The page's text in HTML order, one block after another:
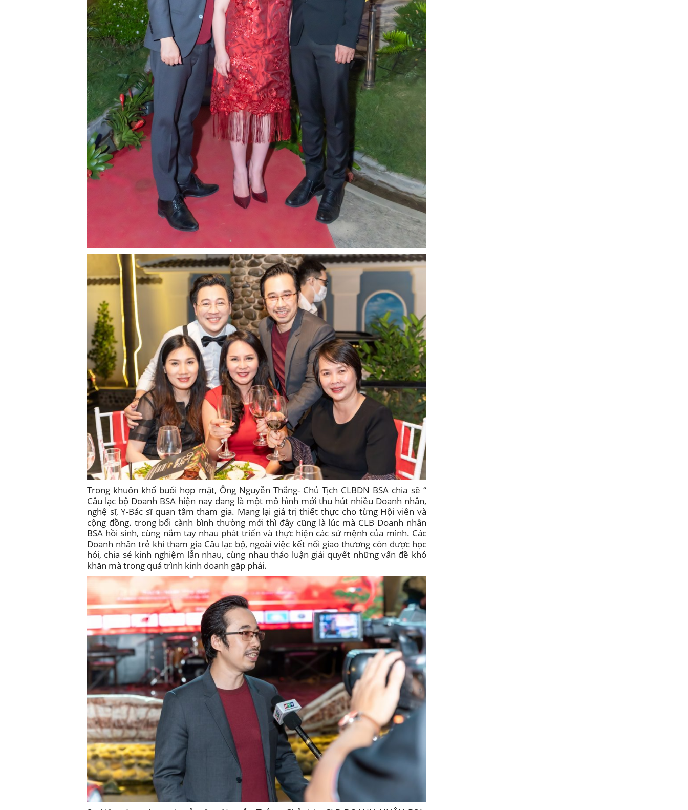
Trong khuôn khổ buổi họp mặt, Ông Nguyễn Thắng- Chủ Tịch CLBDN BSA chia sẽ “
Câu lạc bộ Doanh BSA hiện nay đang là một mô hình mới thu hút nhiều Doanh nhân,
nghệ sĩ, Y-Bác sĩ quan tâm tham gia. Mang lại giá trị thiết thực cho từng Hội viên và
cộng đồng. trong bối cành bình thường mới thì đây cũng là lúc mà CLB Doanh nhân
BSA hồi sinh, cùng nắm tay nhau phát triển và thực hiện các sứ mệnh của mình. Các
Doanh nhân trẻ khi tham gia Câu lạc bộ, ngoài việc kết nối giao thương còn được học
hỏi, chia sẻ kinh nghiệm lẫn nhau, cùng nhau thảo luận giải quyết những vấn đề khó
khăn mà trong quá trình kinh doanh gặp phải.